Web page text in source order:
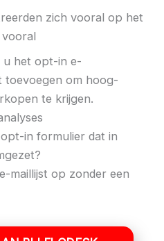
zich vooral op het
u het opt-in e-
toevoegen om hoog-
te krijgen.
in formulier dat in
maillijst op zonder een